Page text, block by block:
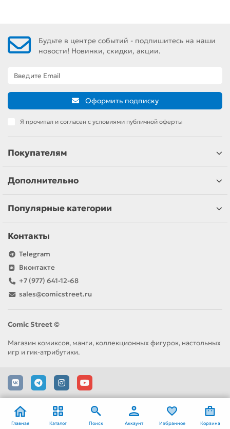
Будьте в центре событий - подпишитесь на наши
новости! Новинки, скидки, акции.
Оформить подписку
Я прочитал и согласен с условиями публичной оферты
Покупателям
Дополнительно
Популярные категории
Контакты
Telegram
Вконтакте
+7 (977) 641-12-68
sales@comicstreet.ru
Comic Street ©
Магазин комиксов, манги, коллекционных фигурок, настольных
игр и гик-атрибутики.
Главная Каталог Поиск Аккаунт Избранное Корзина